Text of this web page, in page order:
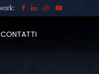
CONTATTI